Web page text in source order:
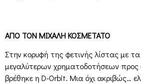
ΑΠΟ ΤΟΝ ΜΙΧΑΛΗ ΚΟΣΜΕΤΑΤΟ
Στην κορυφή της φετινής λίστας με
μεγαλύτερων χρηματοδοτήσεων προς
βρέθηκε η D-Orbit. Μια όχι ακριβώς…